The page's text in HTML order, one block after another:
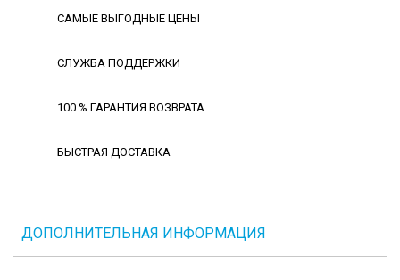
САМЫЕ ВЫГОДНЫЕ ЦЕНЫ
СЛУЖБА ПОДДЕРЖКИ
100 % ГАРАНТИЯ ВОЗВРАТА
БЫСТРАЯ ДОСТАВКА
ДОПОЛНИТЕЛЬНАЯ ИНФОРМАЦИЯ